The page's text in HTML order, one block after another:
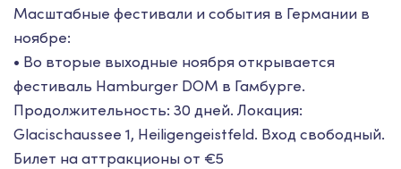
Масштабные фестивали и события в Германии в
ноябре:
• Во вторые выходные ноября открывается
фестиваль Hamburger DOM в Гамбурге.
Продолжительность: 30 дней. Локация:
Glacischaussee 1, Heiligengeistfeld. Вход свободный.
Билет на аттракционы от €5